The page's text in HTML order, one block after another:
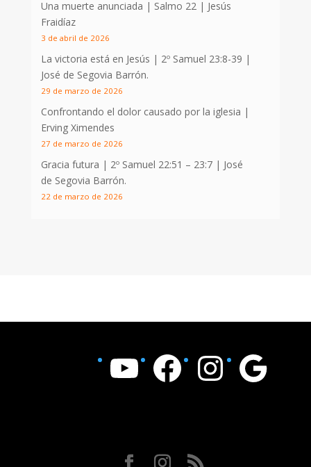
Una muerte anunciada | Salmo 22| Jesús
Fraidíaz
3 de abril de 2026
La victoria está en Jesús | 2º Samuel 23:8-39 |
José de Segovia Barrón.
29 de marzo de 2026
Confrontando el dolor causado por la iglesia |
Erving Ximendes
27 de marzo de 2026
Gracia futura | 2º Samuel 22:51 – 23:7| José
de Segovia Barrón.
22 de marzo de 2026
YouTube Facebook Instagram Google